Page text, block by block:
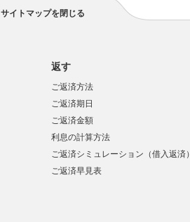
サイトマップを閉じる
返す
ご返済方法
ご返済期日
ご返済金額
利息の計算方法
ご返済シミュレーション（借入返済）
ご返済早見表